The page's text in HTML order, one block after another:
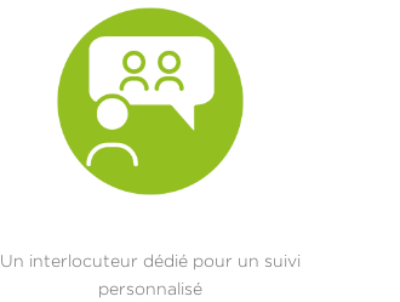
Un interlocuteur dédié pour un suivi
personnalisé